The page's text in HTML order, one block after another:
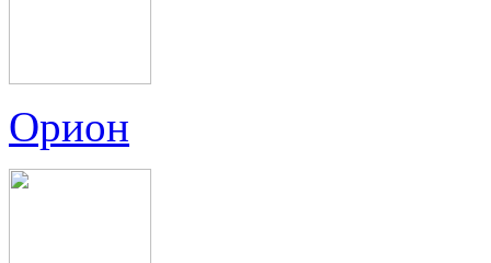
Орион